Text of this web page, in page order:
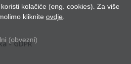
- GDPR
kolačiće (eng. cookies). Za više
kliknite ovdje
(obvezni)